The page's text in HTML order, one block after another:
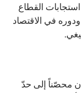
القطاع
ودوره في الاقتصاد
محصّناً إلى حدّ